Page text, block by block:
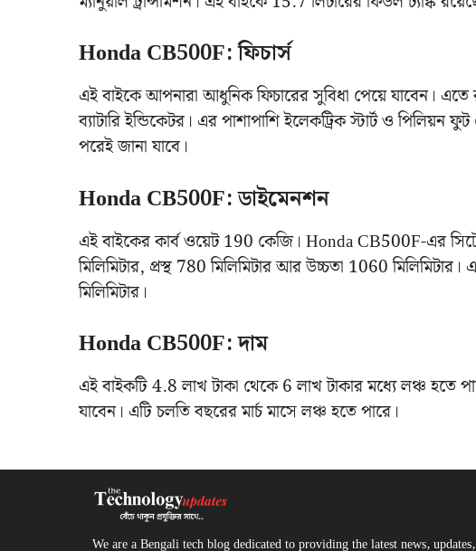
Honda CB500F: ফিচার্স
এই বাইকে আপনারা আধুনিক ফিচারের সুবিধা পেয়ে যাবেন।
ব্যাটারি ইন্ডিকেটর। এর পাশাপাশি ইলেকট্রিক স্টার্ট ও পিলিয়ন
পরেই জানা যাবে।
Honda CB500F: ডাইমেনশন
এই বাইকের কার্ব ওয়েট 190 কেজি। Honda CB500F-এর
মিলিমিটার, প্রস্থ 780 মিলিমিটার আর উচ্চতা 1060
মিলিমিটার‌।
Honda CB500F: দাম
এই বাইকটি 4.8 লাখ টাকা থেকে 6 লাখ টাকার মধ্যে লঞ্চ হতে
যাবেন। এটি চলতি বছরের মার্চ মাসে লঞ্চ হতে পারে।
We are a Bengali tech blog dedicated to providing the latest news, updates,